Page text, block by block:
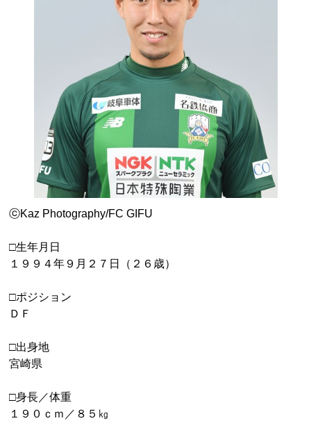
ⓒKaz Photography/FC GIFU
□生年月日
１９９４年９月２７日（２６歳）
□ポジション
ＤＦ
□出身地
宮崎県
□身長／体重
１９０ｃｍ／８５㎏